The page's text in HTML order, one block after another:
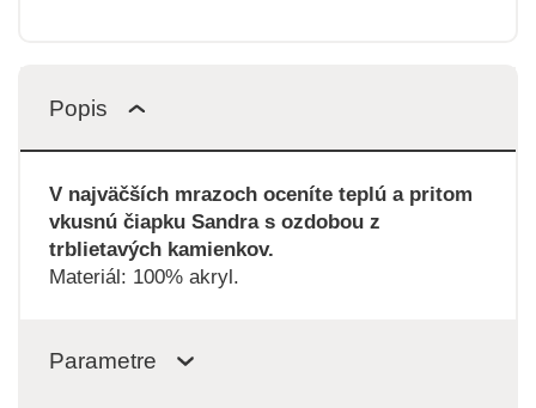
Popis
V najväčších mrazoch oceníte teplú a pritom
vkusnú čiapku Sandra s ozdobou z
trblietavých kamienkov.
Materiál: 100% akryl.
Parametre